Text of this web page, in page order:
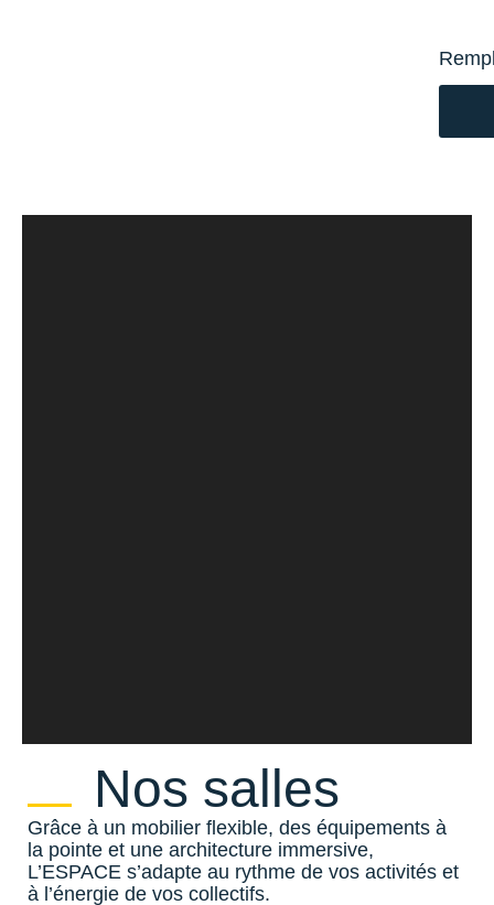
Nos salles
Grâce à un mobilier flexible, des équipements à
la pointe et une architecture immersive,
L’ESPACE s’adapte au rythme de vos activités et
à l’énergie de vos collectifs.